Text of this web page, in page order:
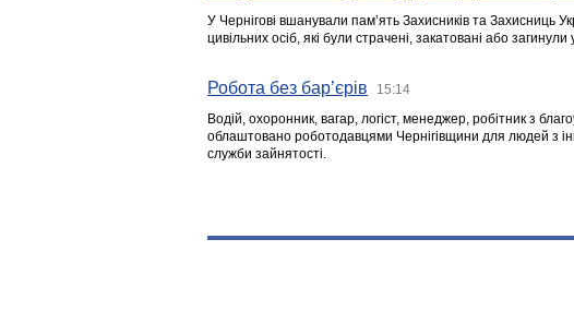
У Чернігові вшанували пам’ять Захисників та Захисниць
цивільних осіб, які були страчені, закатовані або загинули
Робота без бар’єрів 15:14
Водій, охоронник, вагар, логіст, менеджер, робітник з
облаштовано роботодавцями Чернігівщини для людей з
служби зайнятості.